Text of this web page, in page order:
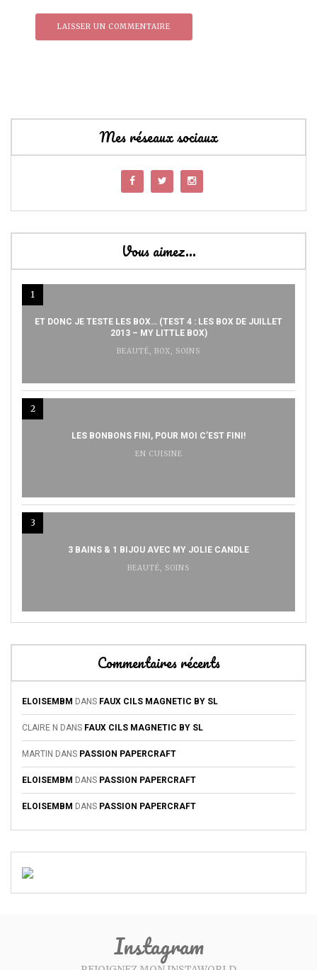
Mes réseaux sociaux
Vous aimez…
1
ET DONC JE TESTE LES BOX… (TEST 4 : LES BOX DE JUILLET
2013 – MY LITTLE BOX)
BEAUTÉ, BOX, SOINS
2
LES BONBONS FINI, POUR MOI C’EST FINI!
EN CUISINE
3
3 BAINS & 1 BIJOU AVEC MY JOLIE CANDLE
BEAUTÉ, SOINS
Commentaires récents
ELOISEMBM DANS FAUX CILS MAGNETIC BY SL
CLAIRE N DANS FAUX CILS MAGNETIC BY SL
MARTIN DANS PASSION PAPERCRAFT
ELOISEMBM DANS PASSION PAPERCRAFT
ELOISEMBM DANS PASSION PAPERCRAFT
Instagram